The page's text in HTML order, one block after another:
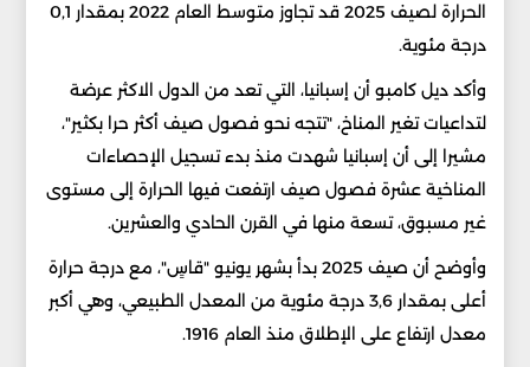
الحرارة لصيف 2025 قد تجاوز متوسط العام 2022 بمقدار 0,1
درجة مئوية.
وأكد ديل كامبو أن إسبانيا، التي تعد من الدول الاكثر عرضة
لتداعيات تغير المناخ، "تتجه نحو فصول صيف أكثر حرا بكثير"،
مشيرا إلى أن إسبانيا شهدت منذ بدء تسجيل الإحصاءات
المناخية عشرة فصول صيف ارتفعت فيها الحرارة إلى مستوى
غير مسبوق، تسعة منها في القرن الحادي والعشرين.
وأوضح أن صيف 2025 بدأ بشهر يونيو "قاسٍ"، مع درجة حرارة
أعلى بمقدار 3,6 درجة مئوية من المعدل الطبيعي، وهي أكبر
معدل ارتفاع على الإطلاق منذ العام 1916.